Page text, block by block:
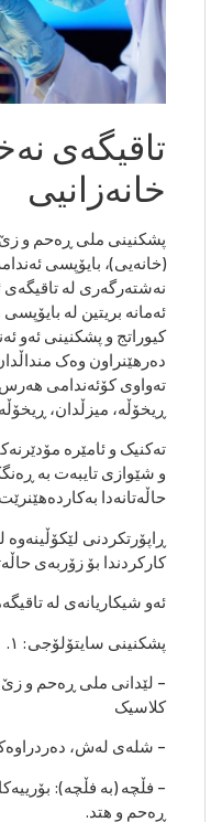
تاقیگەی
خانەزانیی
(خانەیی)، بایۆپسی
نەشتەرگەری لە تاقیگەی
ئەمانە بریتین لە
کیوراتج و پشکنینی ئەو
دەرهێنراون وەک
تەواوی کۆئەندامی
ڕیخۆڵە، میزڵدان،
تەکنیک و ئامێرە
و شێوازی تایبەت بە
حاڵەتانەدا
ڕاپۆرتکردنی
کارکردندا بۆ زۆربەی
ئەو شیکاریانەی لە
پشکنینی سایتۆلۆجی: ١.
کلاسیک
– شلەی لەش،
ڕەحم و هتد.